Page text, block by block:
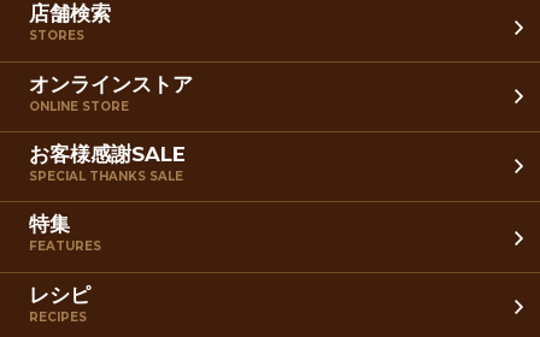
店舗検索
STORES
オンラインストア
ONLINE STORE
お客様感謝SALE
SPECIAL THANKS SALE
特集
FEATURES
レシピ
RECIPES